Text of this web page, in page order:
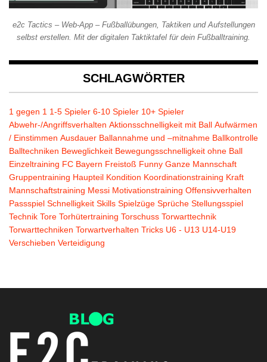
e2c Tactics – Web-App – Fußballübungen, Taktiken und Aufstellungen
selbst erstellen. Mit der digitalen Taktiktafel für dein Fußballtraining.
SCHLAGWÖRTER
1 gegen 1 1-5 Spieler 6-10 Spieler 10+ Spieler
Abwehr-/Angriffsverhalten Aktionsschnelligkeit mit Ball Aufwärmen
/ Einstimmen Ausdauer Ballannahme und –mitnahme Ballkontrolle
Balltechniken Beweglichkeit Bewegungsschnelligkeit ohne Ball
Einzeltraining FC Bayern Freistoß Funny Ganze Mannschaft
Gruppentraining Haupteil Kondition Koordinationstraining Kraft
Mannschaftstraining Messi Motivationstraining Offensivverhalten
Passspiel Schnelligkeit Skills Spielzüge Sprüche Stellungsspiel
Technik Tore Torhütertraining Torschuss Torwarttechnik
Torwarttechniken Torwartverhalten Tricks U6 - U13 U14-U19
Verschieben Verteidigung